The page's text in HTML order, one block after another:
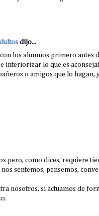
dijo...
los alumnos primero antes
interiorizar lo que es
o amigos que lo hagan,
pero, como dices, requiere
sentemos, pensemos,
nosotros, si actuamos de